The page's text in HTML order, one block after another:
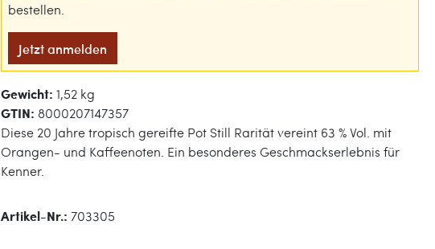
bestellen.
Jetzt anmelden
Gewicht: 1,52 kg
GTIN: 8000207147357
Diese 20 Jahre tropisch gereifte Pot Still Rarität vereint 63 % Vol. mit
Orangen- und Kaffeenoten. Ein besonderes Geschmackserlebnis für
Kenner.
Artikel-Nr.: 703305